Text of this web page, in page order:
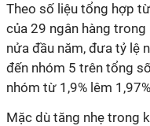
Theo số liệu tổng hợp
của 29 ngân hàng
nửa đầu năm, đưa tỷ lệ
đến nhóm 5 trên tổng
nhóm từ 1,9% lêm
Mặc dù tăng nhẹ trong